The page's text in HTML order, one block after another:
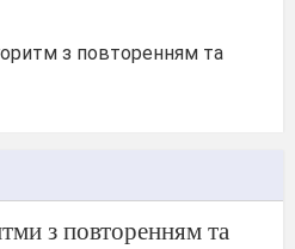
з повторенням та
з повторенням та